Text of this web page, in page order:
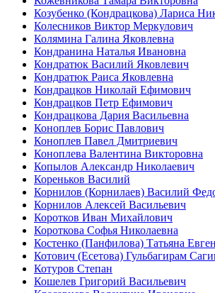
Козубенко (Кондрацкова) Лариса
Колесников Виктор Меркулович
Колямина Галина Яковлевна
Кондранина Наталья Ивановна
Кондратюк Василий Яковлевич
Кондратюк Раиса Яковлевна
Кондрацков Николай Ефимович
Кондрацков Петр Ефимович
Кондрацкова Дария Васильевна
Коноплев Борис Павлович
Коноплев Павел Дмитриевич
Коноплева Валентина Викторовна
Копылов Александр Николаевич
Кореньков Василий
Корнилов (Корнилаев) Василий
Корнилов Алексей Васильевич
Коротков Иван Михайлович
Короткова Софья Николаевна
Костенко (Панфилова) Татьяна
Котович (Есетова) Гульбагирам
Котуров Степан
Кошелев Григорий Васильевич